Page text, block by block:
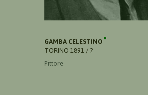
GAMBA CELESTINO
TORINO 1891 / ?
Pittore